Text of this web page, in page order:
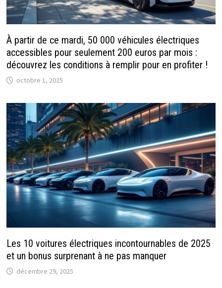
À partir de ce mardi, 50 000 véhicules électriques
accessibles pour seulement 200 euros par mois :
découvrez les conditions à remplir pour en profiter !
octobre 1, 2025
Les 10 voitures électriques incontournables de 2025
et un bonus surprenant à ne pas manquer
décembre 29, 2025